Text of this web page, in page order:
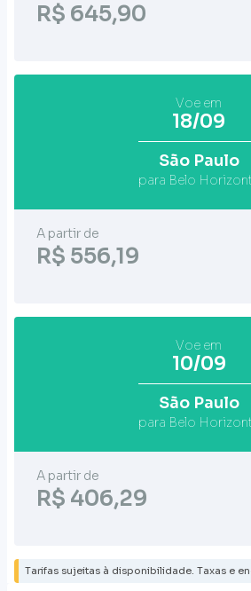
R$ 645,90
Voe em
18/09
São Paulo
para Belo
A partir de
R$ 556,19
Voe em
10/09
São Paulo
para Belo
A partir de
R$ 406,29
Tarifas sujeitas à disponibilidade. Taxas e